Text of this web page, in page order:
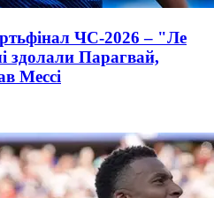
ЧС-2026 – "Ле
здолали Парагвай,
Мессі